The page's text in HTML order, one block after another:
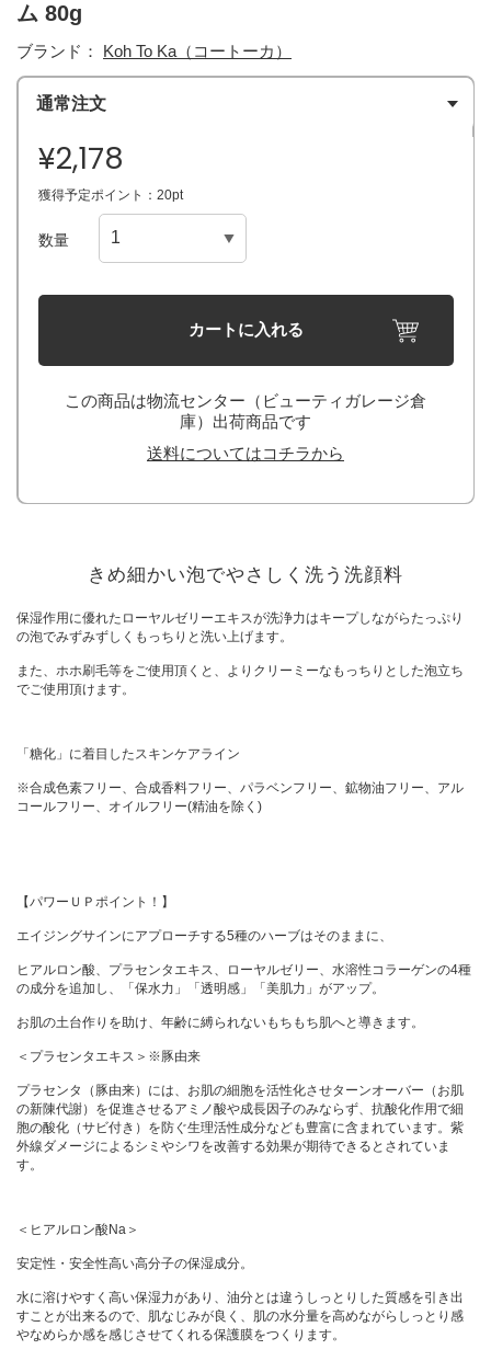
ム 80g
ブランド： Koh To Ka（コートーカ）
通常注文
¥2,178
獲得予定ポイント：20pt
数量
カートに入れる
この商品は物流センター（ビューティガレージ倉
庫）出荷商品です
送料についてはコチラから
きめ細かい泡でやさしく洗う洗顔料
保湿作用に優れたローヤルゼリーエキスが洗浄力はキープしながらたっぷり
の泡でみずみずしくもっちりと洗い上げます。
また、ホホ刷毛等をご使用頂くと、よりクリーミーなもっちりとした泡立ち
でご使用頂けます。
「糖化」に着目したスキンケアライン
※合成色素フリー、合成香料フリー、パラベンフリー、鉱物油フリー、アル
コールフリー、オイルフリー(精油を除く)
【パワーＵＰポイント！】
エイジングサインにアプローチする5種のハーブはそのままに、
ヒアルロン酸、プラセンタエキス、ローヤルゼリー、水溶性コラーゲンの4種
の成分を追加し、「保水力」「透明感」「美肌力」がアップ。
お肌の土台作りを助け、年齢に縛られないもちもち肌へと導きます。
＜プラセンタエキス＞※豚由来
プラセンタ（豚由来）には、お肌の細胞を活性化させターンオーバー（お肌
の新陳代謝）を促進させるアミノ酸や成長因子のみならず、抗酸化作用で細
胞の酸化（サビ付き）を防ぐ生理活性成分なども豊富に含まれています。紫
外線ダメージによるシミやシワを改善する効果が期待できるとされていま
す。
＜ヒアルロン酸Na＞
安定性・安全性高い高分子の保湿成分。
水に溶けやすく高い保湿力があり、油分とは違うしっとりした質感を引き出
すことが出来るので、肌なじみが良く、肌の水分量を高めながらしっとり感
やなめらか感を感じさせてくれる保護膜をつくります。